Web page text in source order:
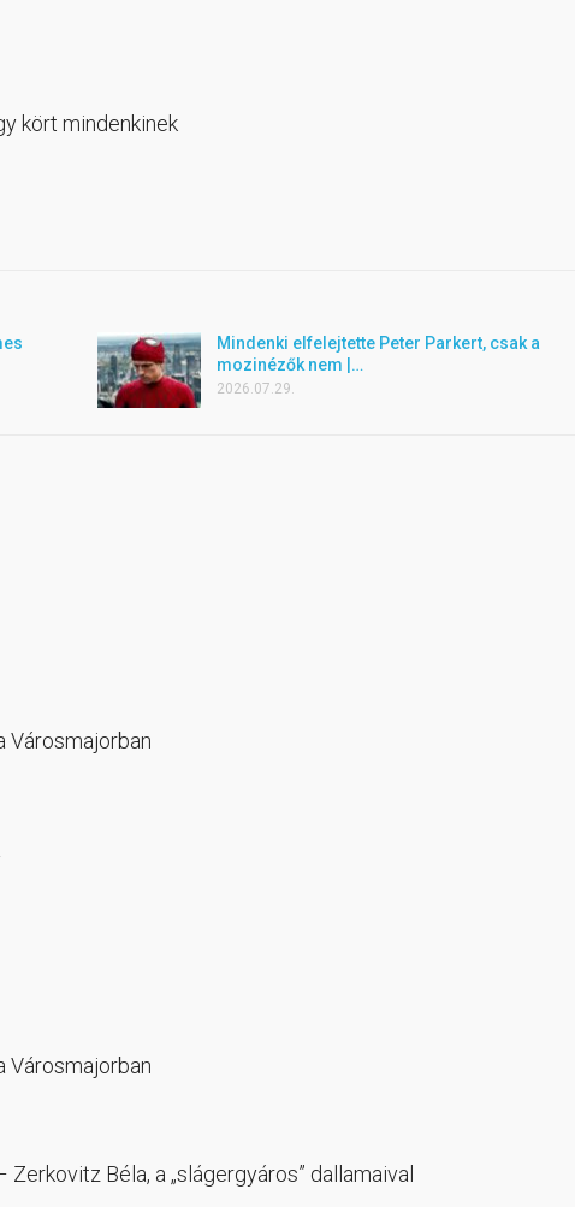
kört mindenkinek
Mindenki elfelejtette Peter Parkert, csak a
mozinézők nem |…
2026.07.29.
Városmajorban
Városmajorban
Béla, a „slágergyáros” dallamaival